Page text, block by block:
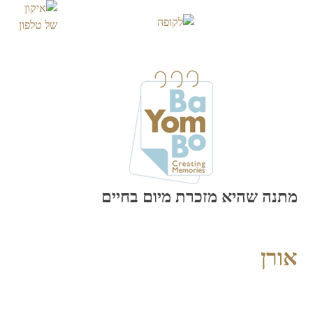
מתנה שהיא מזכרת מיום בחיים
אורן